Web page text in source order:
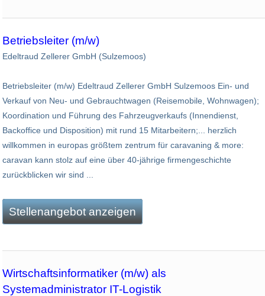
Betriebsleiter (m/w)
Edeltraud Zellerer GmbH (Sulzemoos)
Betriebsleiter (m/w) Edeltraud Zellerer GmbH Sulzemoos Ein- und
Verkauf von Neu- und Gebrauchtwagen (Reisemobile, Wohnwagen);
Koordination und Führung des Fahrzeugverkaufs (Innendienst,
Backoffice und Disposition) mit rund 15 Mitarbeitern;... herzlich
willkommen in europas größtem zentrum für caravaning & more:
caravan kann stolz auf eine über 40-jährige firmengeschichte
zurückblicken wir sind ...
Stellenangebot anzeigen
Wirtschaftsinformatiker (m/w) als
Systemadministrator IT-Logistik